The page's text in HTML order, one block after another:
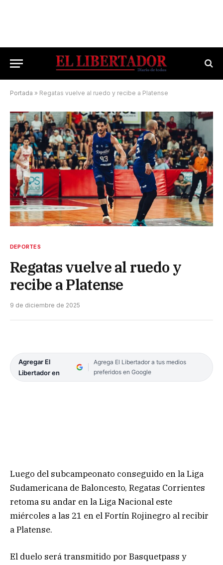
Portada » Regatas vuelve al ruedo y recibe a Platense
DEPORTES
Regatas vuelve al ruedo y
recibe a Platense
9 de diciembre de 2025
Agregar El
Libertador en
Agrega El Libertador a tus medios
preferidos en Google
Luego del subcampeonato conseguido en la Liga
Sudamericana de Baloncesto, Regatas Corrientes
retoma su andar en la Liga Nacional este
miércoles a las 21 en el Fortín Rojinegro al recibir
a Platense.
El duelo será transmitido por Basquetpass y